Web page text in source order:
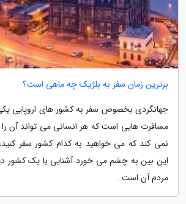
برترین زمان سفر به بلژیک چه ماهی است؟
جهانگردی بخصوص سفر به کشور های اروپایی
مسافرت هایی است که هر انسانی می تواند آن
نمی کند که می خواهید به کدام کشور سفر
این بین به چشم می خورد آشنایی با یک کشور
مردم آن است .